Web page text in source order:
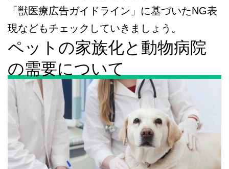
「獣医療広告ガイドライン」に基づいたNG表
現などもチェックしていきましょう。
ペットの家族化と動物病院
の需要について